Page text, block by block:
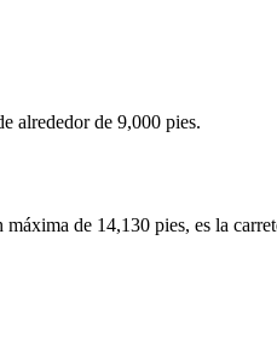
alrededor de 9,000 pies.
de 14,130 pies, es la